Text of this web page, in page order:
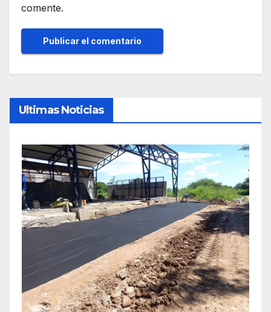
comente.
Ultimas Noticias